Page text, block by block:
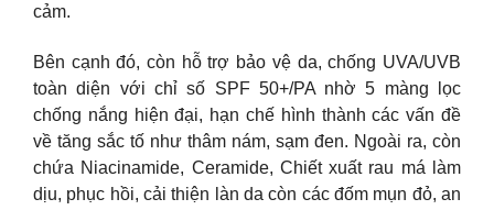
cảm.
Bên cạnh đó, còn hỗ trợ bảo vệ da, chống UVA/UVB
toàn diện với chỉ số SPF 50+/PA nhờ 5 màng lọc
chống nắng hiện đại, hạn chế hình thành các vấn đề
về tăng sắc tố như thâm nám, sạm đen. Ngoài ra, còn
chứa Niacinamide, Ceramide, Chiết xuất rau má làm
dịu, phục hồi, cải thiện làn da còn các đốm mụn đỏ, an